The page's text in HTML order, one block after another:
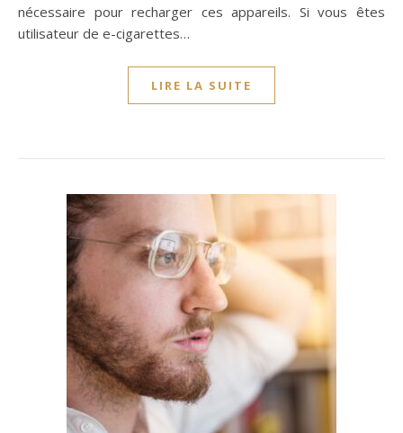
nécessaire pour recharger ces appareils. Si vous êtes
utilisateur de e-cigarettes…
LIRE LA SUITE